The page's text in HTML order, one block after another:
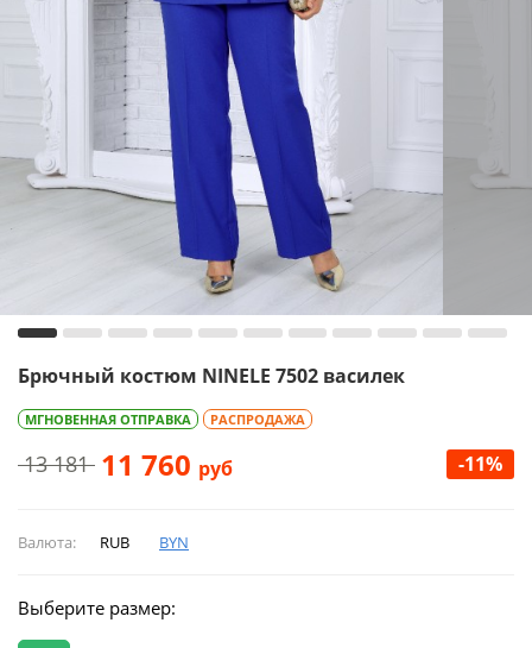
Брючный костюм NINELE 7502 василек
МГНОВЕННАЯ ОТПРАВКА РАСПРОДАЖА
13 181 11 760 руб -11%
Валюта: RUB BYN
Выберите размер: